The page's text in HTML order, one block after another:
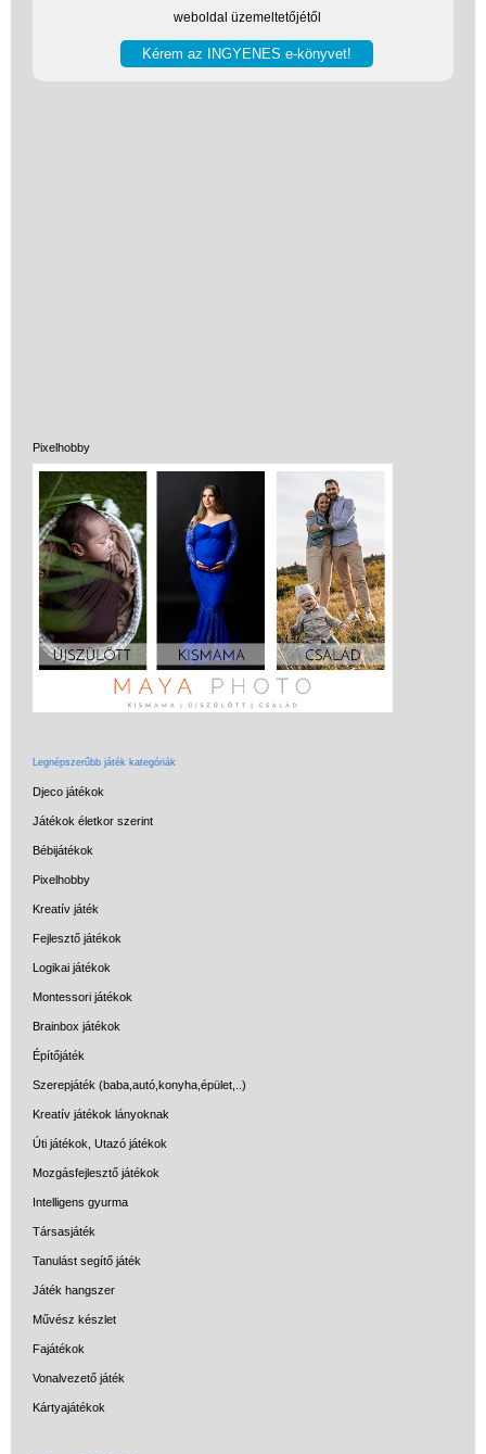
weboldal üzemeltetőjétől
Pixelhobby
Legnépszerűbb játék kategóriák
Djeco játékok
Játékok életkor szerint
Bébijátékok
Pixelhobby
Kreatív játék
Fejlesztő játékok
Logikai játékok
Montessori játékok
Brainbox játékok
Építőjáték
Szerepjáték (baba,autó,konyha,épület,..)
Kreatív játékok lányoknak
Úti játékok, Utazó játékok
Mozgásfejlesztő játékok
Intelligens gyurma
Társasjáték
Tanulást segítő játék
Játék hangszer
Művész készlet
Fajátékok
Vonalvezető játék
Kártyajátékok